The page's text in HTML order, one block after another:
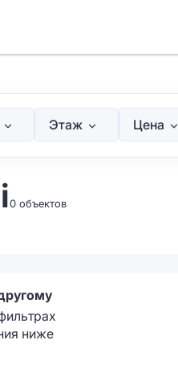
Этаж Цена
0 объектов
ниже